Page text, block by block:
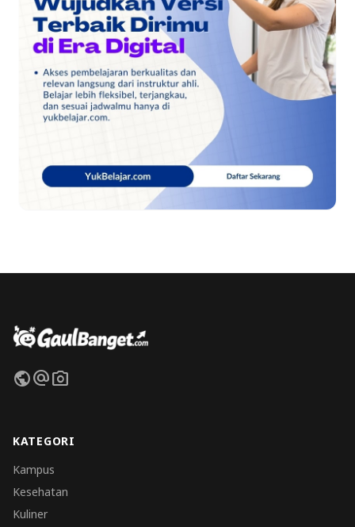
publicalternate_emailphoto_camera
KATEGORI
Kampus
Kesehatan
Kuliner